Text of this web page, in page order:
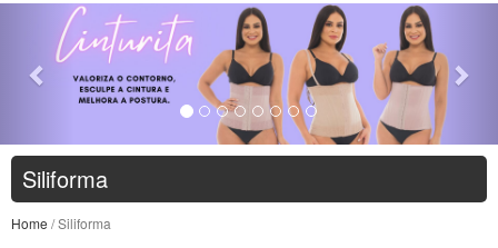
Previous
Siliforma
Home / Siliforma